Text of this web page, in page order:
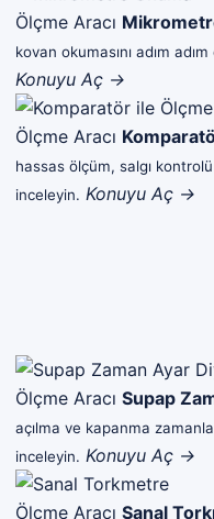
Ölçme Aracı
kovan okumasını adım
Konuyu Aç →
Ölçme Aracı
hassas ölçüm, salgı
inceleyin. Konuyu Aç →
Ölçme Aracı Supap
açılma ve kapanma
inceleyin. Konuyu Aç →
Ölçme Aracı Sanal